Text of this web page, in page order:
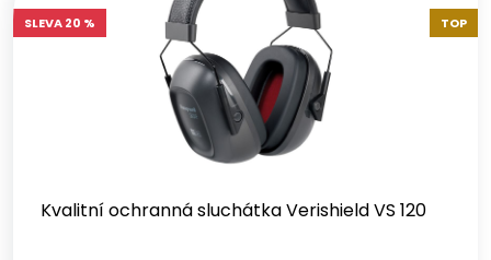
Kvalitní ochranná sluchátka Verishield VS 120
SLEVA 20 % TOP